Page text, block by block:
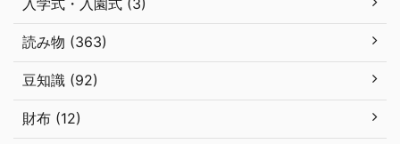
読み物 (363)
豆知識 (92)
財布 (12)